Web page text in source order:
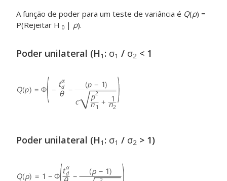
A função de poder para um teste de variância é Q(ρ) =
P(Rejeitar H 0 | ρ).
Poder unilateral (H1 : σ1 / σ2 < 1
Poder unilateral (H1 : σ1 / σ2 > 1)